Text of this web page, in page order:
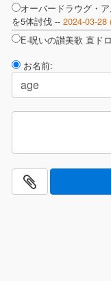
オーバードラウグ・
を5体討伐 -- 2024-03-28
E-呪いの讃美歌 直ド
お名前: